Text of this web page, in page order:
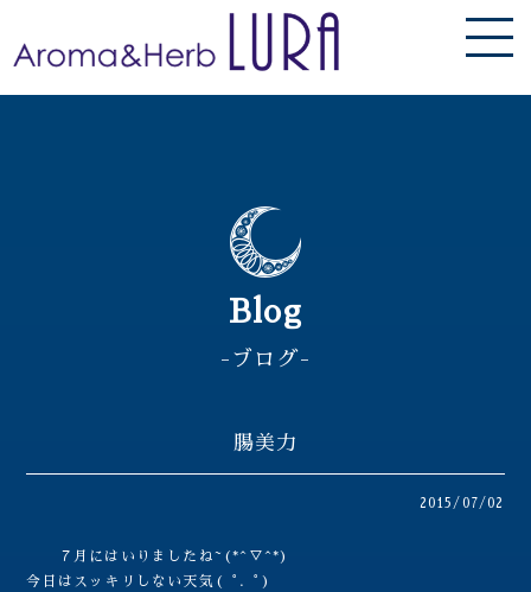
Blog
-ブログ-
腸美力
2015/07/02
７月にはいりましたね~(*^▽^*)
今日はスッキリしない天気(゜.゜)